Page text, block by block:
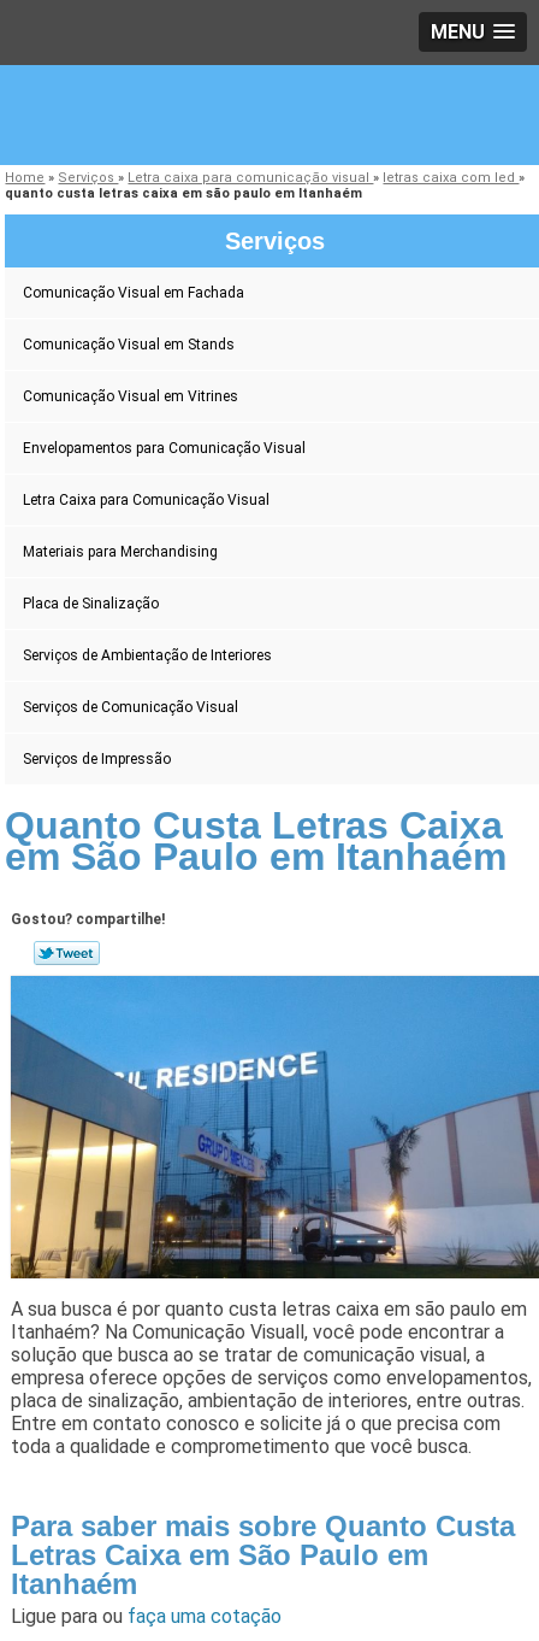
MENU
Home » Serviços» Letra caixa para comunicação visual» letras caixa com led»
quanto custa letras caixa em são paulo em Itanhaém
Serviços
Comunicação Visual em Fachada
Comunicação Visual em Stands
Comunicação Visual em Vitrines
Envelopamentos para Comunicação Visual
Letra Caixa para Comunicação Visual
Materiais para Merchandising
Placa de Sinalização
Serviços de Ambientação de Interiores
Serviços de Comunicação Visual
Serviços de Impressão
Quanto Custa Letras Caixa
em São Paulo em Itanhaém
Gostou? compartilhe!
A sua busca é por quanto custa letras caixa em são paulo em
Itanhaém? Na Comunicação Visuall, você pode encontrar a
solução que busca ao se tratar de comunicação visual, a
empresa oferece opções de serviços como envelopamentos,
placa de sinalização, ambientação de interiores, entre outras.
Entre em contato conosco e solicite já o que precisa com
toda a qualidade e comprometimento que você busca.
Para saber mais sobre Quanto Custa
Letras Caixa em São Paulo em
Itanhaém
Ligue para ou faça uma cotação